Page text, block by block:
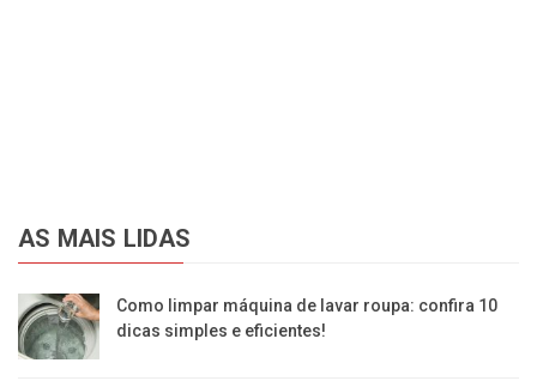
AS MAIS LIDAS
Como limpar máquina de lavar roupa: confira 10
dicas simples e eficientes!